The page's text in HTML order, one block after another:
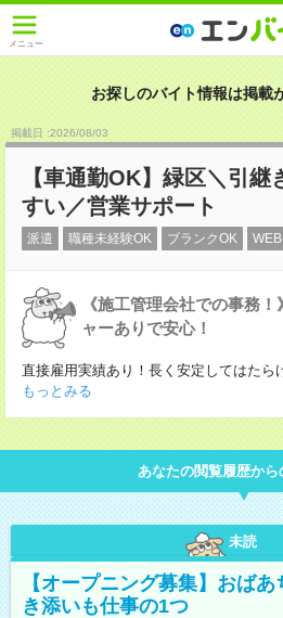
メニュー
お探しのバイト情報は掲載
掲載日 :2026/08/03
【車通勤OK】緑区＼引
すい／営業サポート
派遣 職種未経験OK ブランクOK
《施工管理会社での事務
ャーありで安心！
直接雇用実績あり！長く安定してはたら
もっとみる
あなたの閲覧履歴から
未読
【オープニング募集】おば
き添いも仕事の1つ